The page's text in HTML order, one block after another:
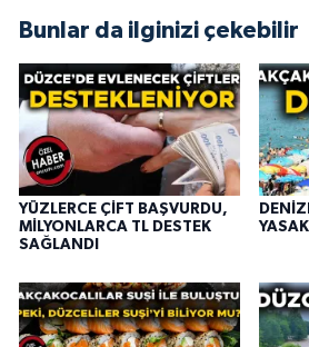
Bunlar da ilginizi çekebilir
YÜZLERCE ÇİFT BAŞVURDU,
MİLYONLARCA TL DESTEK
SAĞLANDI
YASAK